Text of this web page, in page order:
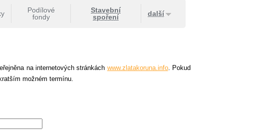
Podílové
fondy
Stavební
spoření
další
na internetových stránkách www.zlatakoruna.info. Pokud
možném termínu.